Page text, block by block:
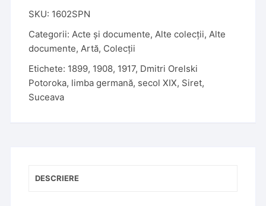
t
a
t
i
SKU: 1602SPN
Categorii:Acte și documente,Alte colecții,Alte
documente,Artă, Colecții
Etichete: 1899, 1908, 1917, Dmitri Orelski
Potoroka, limba germană, secol XIX, Siret,
Suceava
DESCRIERE